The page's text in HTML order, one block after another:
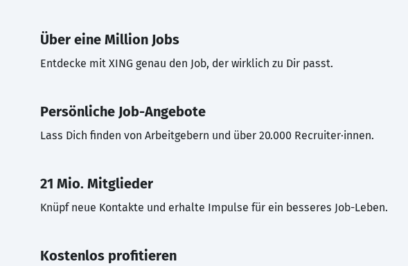
Über eine Million Jobs
Entdecke mit XING genau den Job, der wirklich zu Dir passt.
Persönliche Job-Angebote
Lass Dich finden von Arbeitgebern und über 20.000 Recruiter·innen.
21 Mio. Mitglieder
Knüpf neue Kontakte und erhalte Impulse für ein besseres Job-Leben.
Kostenlos profitieren